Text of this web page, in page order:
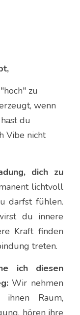
wenn
du
Vibe nicht
dich zu
lichtvoll
darfst fühlen.
du innere
Kraft finden
treten.
ich diesen
Wir nehmen
Raum,
hören ihre